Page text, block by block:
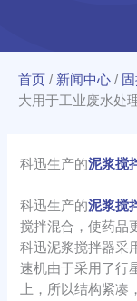
首页 / 新闻中心 /
大用于工业废水处
科迅生产的泥浆搅
科迅生产的泥浆搅
搅拌混合，使药品
科迅泥浆搅拌器采
速机由于采用了行
上，所以结构紧